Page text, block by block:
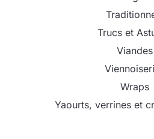
Trucs et
Viandes
Wraps
Yaourts, verrines et